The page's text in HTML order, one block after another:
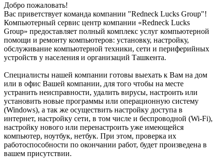
Добро пожаловать!
Вас приветствует команда компании "Redneck Lucks Group"!
Компьютерный сервис центр компании «Redneck Lucks
Group» предоставляет полный комплекс услуг компьютерной
помощи и ремонту компьютеров: установку, настройку,
обслуживание компьютерной техники, сети и периферийных
устройств у населения и организаций Ташкента.
Специалисты нашей компании готовы выехать к Вам на дом
или в офис Вашей компании, для того чтобы на месте
устранить неисправности, удалить вирусы, настроить или
установить новые программы или операционную систему
(Windows), а так же осуществить настройку доступа в
интернет, настройку сети, в том числе и беспроводной (Wi-Fi),
настройку нового или перенастроить уже имеющейся
компьютер, ноутбук, нетбук. При этом, проверка их
работоспособности по окончании работ, будет произведена в
вашем присутствии.